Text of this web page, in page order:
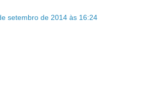
setembro de 2014 às 16:24